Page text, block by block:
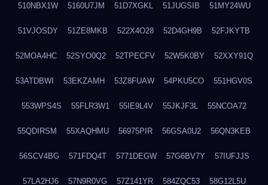
510NBX1W 5160U7JM 51D7XGKL 51JUGSIB 51MY24WU
51VJOSDY 51ZE8MKB 522X4O28 52D4GH9B 52FJKYTB
52MOA4HC 52SYO0Q2 52TPECFV 52W5K0BY 52XXY91Q
53ATDBWI 53EKZAMH 53Z8FUAW 54PKU5CO 551HGV0S
553WPS4S 55FLR3W1 55IE9L4V 55JKJF3L 55NCOA72
55QDIRSM 55XAQHMU 56975PIR 56GSA0U2 56QN3KEB
56SCV4BG 571FDQ4T 5771DEGW 57G6BV7Y 57IUFJJS
57LA2HJ6 57N9R0VG 57Z141YR 584ZQC53 58G12L5U